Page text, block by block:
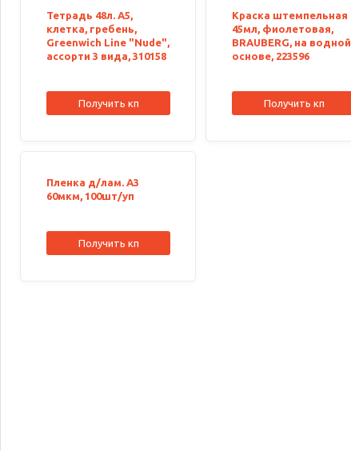
Тетрадь 48л. А5,
клетка, гребень,
Greenwich Line "Nude",
ассорти 3 вида, 310158
Получить кп
Краска штемпельная
45мл, фиолетовая,
BRAUBERG, на водной
основе, 223596
Получить кп
Пленка д/лам. А3
60мкм, 100шт/уп
Получить кп